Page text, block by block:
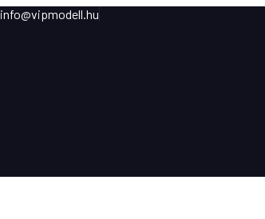
info@vipmodell.hu